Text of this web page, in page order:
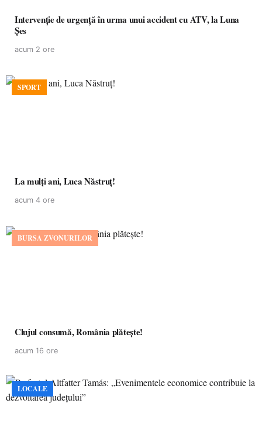
Intervenție de urgență în urma unui accident cu ATV, la Luna
Șes
acum 2 ore
SPORT
La mulţi ani, Luca Năstruţ!
acum 4 ore
BURSA ZVONURILOR
Clujul consumă, România plătește!
acum 16 ore
LOCALE